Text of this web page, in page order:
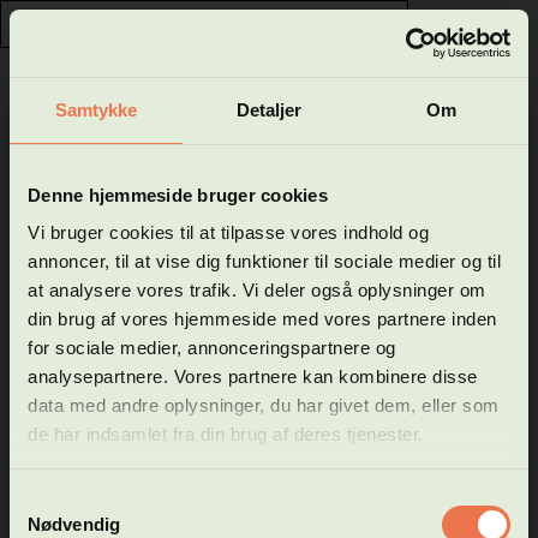
Samtykke Detaljer Om
Denne hjemmeside bruger cookies
Vi bruger cookies til at tilpasse vores indhold og
annoncer, til at vise dig funktioner til sociale medier og til
at analysere vores trafik. Vi deler også oplysninger om
din brug af vores hjemmeside med vores partnere inden
for sociale medier, annonceringspartnere og
analysepartnere. Vores partnere kan kombinere disse
data med andre oplysninger, du har givet dem, eller som
de har indsamlet fra din brug af deres tjenester.
Nødvendig
0
Naturvidenskab, E, E
TIL SØGNING
Pris: DKK 150,00
Om faget
Du får viden om energi i samfundet med fokus på samfundets
Naturvidenskab integrerer emner fra biologi, kemi, fysik og
Vigtig info
Velkommen til Hf og VUC
Roskilde - Køges
webshop
I denne webshop kan du se vores hold på følgende
uddannelsestyper:
* Forberedende voksenundervisning (FVU)
* Almen voksenuddannelse (AVU)
* Højere forberedelseseksamen (HF)